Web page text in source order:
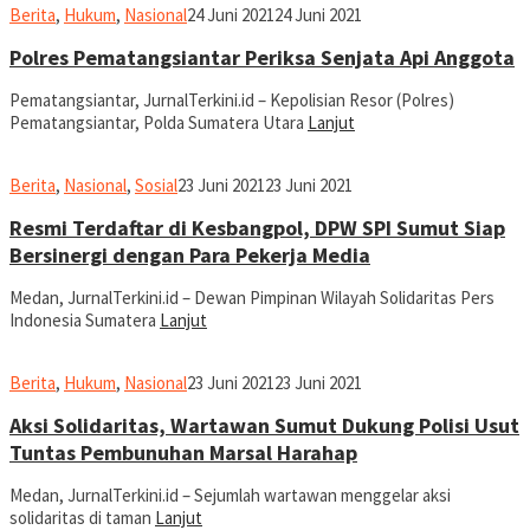
Berita, Hukum, NasionalRonald
24 Juni 202124 Juni 2021
Polres Pematangsiantar Periksa Senjata Api Anggota
Pematangsiantar, JurnalTerkini.id – Kepolisian Resor (Polres)
Pematangsiantar, Polda Sumatera Utara Lanjut
Berita, Nasional, SosialRonald
23 Juni 202123 Juni 2021
Resmi Terdaftar di Kesbangpol, DPW SPI Sumut Siap
Bersinergi dengan Para Pekerja Media
Medan, JurnalTerkini.id – Dewan Pimpinan Wilayah Solidaritas Pers
Indonesia Sumatera Lanjut
Berita, Hukum, NasionalRonald
23 Juni 202123 Juni 2021
Aksi Solidaritas, Wartawan Sumut Dukung Polisi Usut
Tuntas Pembunuhan Marsal Harahap
Medan, JurnalTerkini.id – Sejumlah wartawan menggelar aksi
solidaritas di taman Lanjut